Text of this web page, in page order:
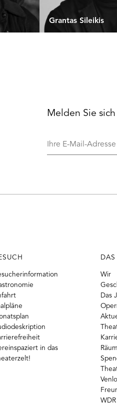
Grantas Sileikis
Melden Sie
Ihre
in das
DAS
Wir
Das
Venlo